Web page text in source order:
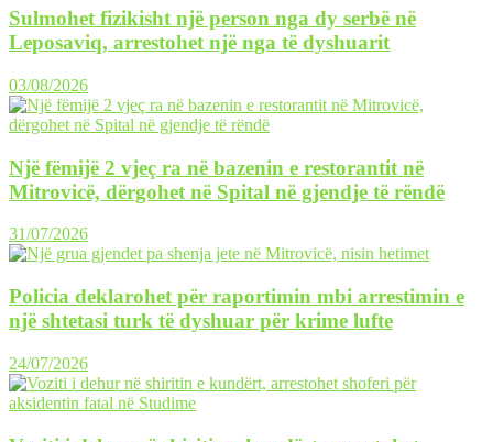
Sulmohet fizikisht një person nga dy serbë në
Leposaviq, arrestohet një nga të dyshuarit
03/08/2026
Një fëmijë 2 vjeç ra në bazenin e restorantit në
Mitrovicë, dërgohet në Spital në gjendje të rëndë
31/07/2026
Policia deklarohet për raportimin mbi arrestimin e
një shtetasi turk të dyshuar për krime lufte
24/07/2026